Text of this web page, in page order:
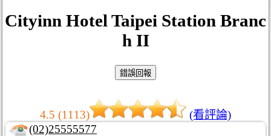
Cityinn Hotel Taipei Station Branc
h II
4.5 (1113)
(看評論)
(02)25555577